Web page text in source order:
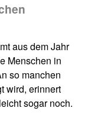
aus dem Jahr
Menschen in
so manchen
wird, erinnert
sogar noch.